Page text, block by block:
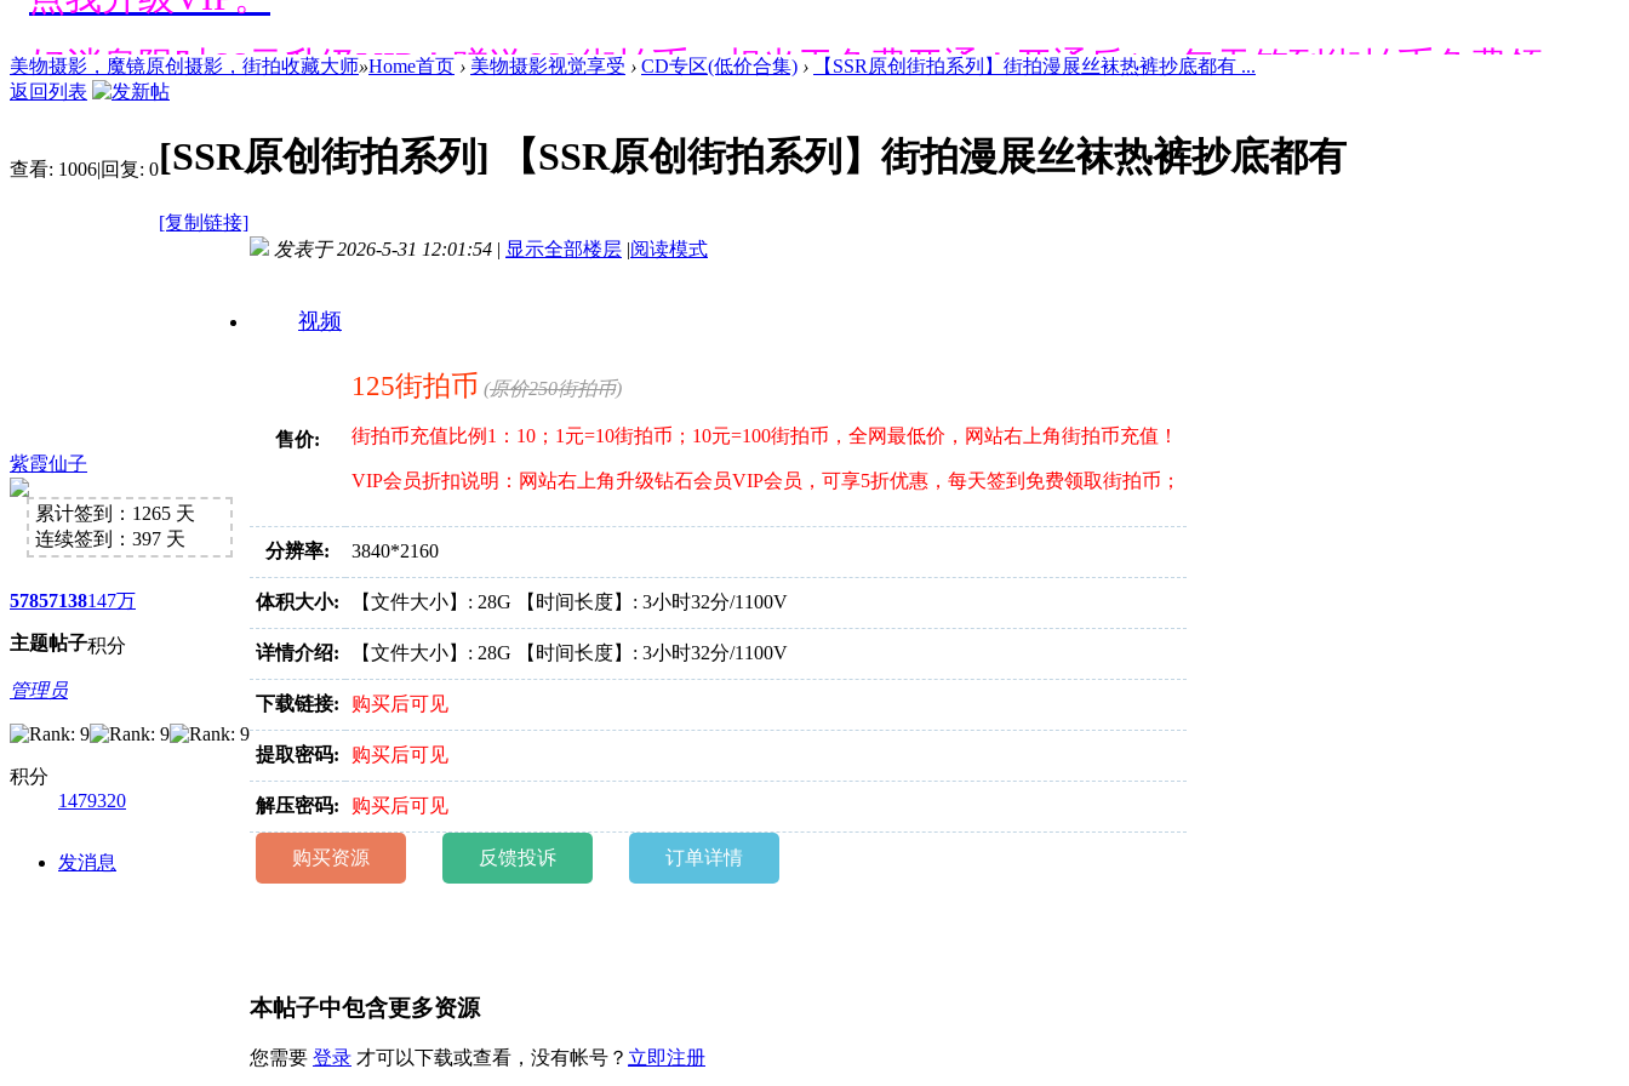
好消息限时66元升级VIP！赠送660街拍币，相当于免费开通！开通后1、每天签到街拍币免费领；
点我升级VIP。
好消息限时66元升级VIP！赠送660街拍币，相当于免费开通！开通后1、每天签到街拍币免费领；
点我升级VIP。
好消息限时66元升级VIP！赠送660街拍币，相当于免费开通！开通后1、每天签到街拍币免费领；
点我升级VIP。
好消息限时66元升级VIP！赠送660街拍币，相当于免费开通！开通后1、每天签到街拍币免费领；
好消息限时66元升级VIP！赠送660街拍币，相当于免费开通！开通后1、每天签到街拍币免费领；
点我升级VIP。
美物摄影，魔镜原创摄影，街拍收藏大师»Home首页 › 美物摄影视觉享受 › CD专区(低价合集) ›
【SSR原创街拍系列】街拍漫展丝袜热裤抄底都有 ...
返回列表
查看: 1006|回复: 0[SSR原创街拍系列] 【SSR原创街拍系列】街拍漫展丝袜热裤抄底都有
[复制链接]
紫霞仙子
累计签到：1265 天
连续签到：397 天
5785
主题
7138
帖子
147万
积分
管理员
积分
1479320
发消息
发表于 2026-5-31 12:01:54 | 显示全部楼层 |阅读模式
视频
售价:
125街拍币 (原价250街拍币)
街拍币充值比例1：10；1元=10街拍币；10元=100街拍币，全网最低价，网站右上角街拍币充值！
VIP会员折扣说明：网站右上角升级钻石会员VIP会员，可享5折优惠，每天签到免费领取街拍币；
分辨率: 3840*2160
体积大小: 【文件大小】: 28G 【时间长度】: 3小时32分/1100V
详情介绍: 【文件大小】: 28G 【时间长度】: 3小时32分/1100V
下载链接: 购买后可见
提取密码: 购买后可见
解压密码: 购买后可见
购买资源 反馈投诉 订单详情
本帖子中包含更多资源
您需要 登录 才可以下载或查看，没有帐号？ 立即注册